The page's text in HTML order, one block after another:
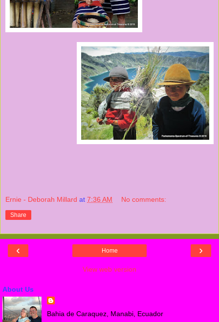
Ernie - Deborah Millard at 7:36 AM No comments:
Share
‹ ›
Home
View web version
About Us
Bahia de Caraquez, Manabi, Ecuador